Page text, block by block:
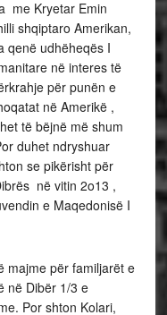
me Kryetar Emin
shqiptaro Amerikan,
qenë udhëheqës I
në interes të
për punën e
në Amerikë ,
të bëjnë më shum
duhet ndryshuar
se pikërisht për
në vitin 2o13 ,
e Maqedonisë I
majme për familjarët e
në Dibër 1/3 e
Por shton Kolari,